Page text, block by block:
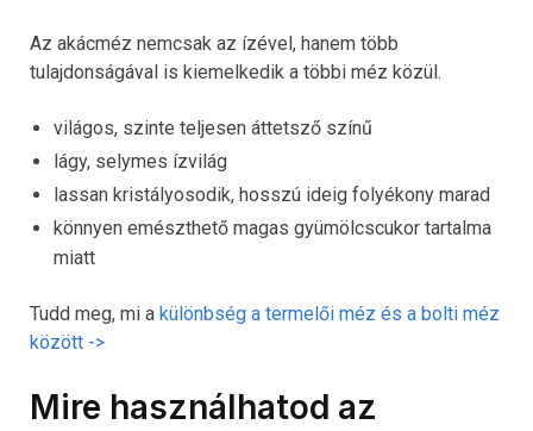
Az akácméz nemcsak az ízével, hanem több
tulajdonságával is kiemelkedik a többi méz közül.
világos, szinte teljesen áttetsző színű
lágy, selymes ízvilág
lassan kristályosodik, hosszú ideig folyékony marad
könnyen emészthető magas gyümölcscukor tartalma
miatt
Tudd meg, mi a különbség a termelői méz és a bolti méz
között ->
Mire használhatod az